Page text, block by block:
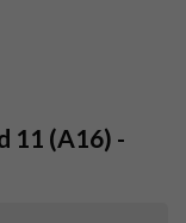
11 (A16) -